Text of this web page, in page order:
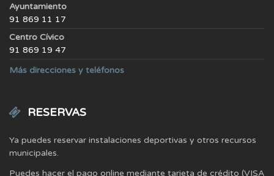
Ayuntamiento
91 869 11 17
Centro Cívico
91 869 19 47
Más direcciones y teléfonos
RESERVAS
Ya puedes reservar instalaciones deportivas y otros recursos
municipales.
Puedes hacer el pago online mediante tarjeta de crédito (VISA